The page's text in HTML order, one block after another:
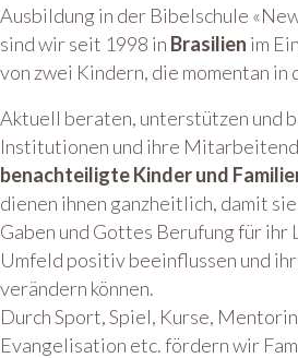
Ausbildung in der Bibelschule
sind wir seit 1998 in Brasilien im
von zwei Kindern, die momentan in
Aktuell beraten, unterstützen und
Institutionen und ihre
benachteiligte Kinder und
dienen ihnen ganzheitlich, damit
Gaben und Gottes Berufung für ihr
Umfeld positiv beeinflussen und
verändern können.
Durch Sport, Spiel, Kurse,
Evangelisation etc. fördern wir